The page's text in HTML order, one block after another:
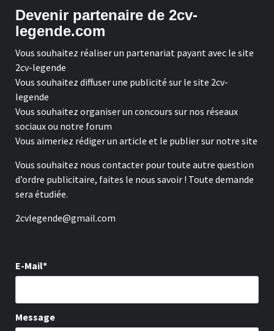
Devenir partenaire de 2cv-
legende.com
Vous souhaitez réaliser un partenariat payant avec le site
2cv-legende
Vous souhaitez diffuser une publicité sur le site 2cv-
legende
Vous souhaitez organiser un concours sur nos réseaux
sociaux ou notre forum
Vous aimeriez rédiger un article et le publier sur notre site
Vous souhaitez nous contacter pour toute autre question
d’ordre publicitaire, faites le nous savoir ! Toute demande
sera étudiée.
2cvlegende@gmail.com
E-Mail*
Message